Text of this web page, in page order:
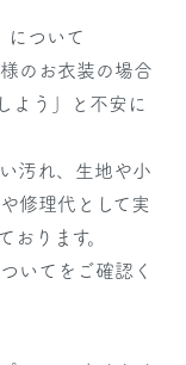
について
のお衣装の場合
よう」と不安に
汚れ、生地や小
修理代として実
おります。
いてをご確認く